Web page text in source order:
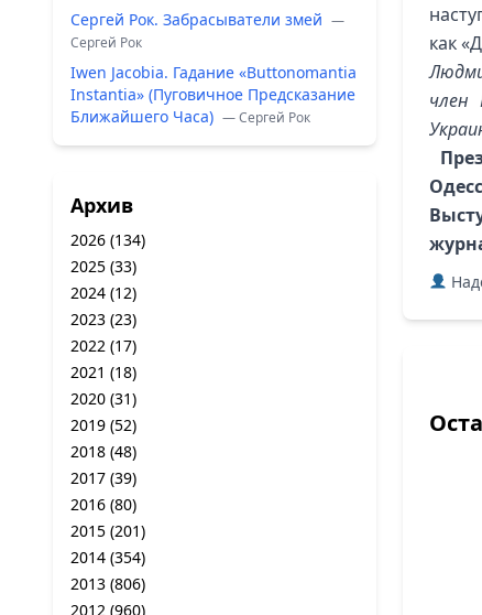
Сергей Рок. Забрасыватели змей —
Сергей Рок
Iwen Jacobia. Гадание «Buttonomantia
Instantia» (Пуговичное Предсказание
Ближайшего Часа) — Сергей Рок
Архив
2026 (134)
2025 (33)
2024 (12)
2023 (23)
2022 (17)
2021 (18)
2020 (31)
2019 (52)
2018 (48)
2017 (39)
2016 (80)
2015 (201)
2014 (354)
2013 (806)
2012 (960)
как
член